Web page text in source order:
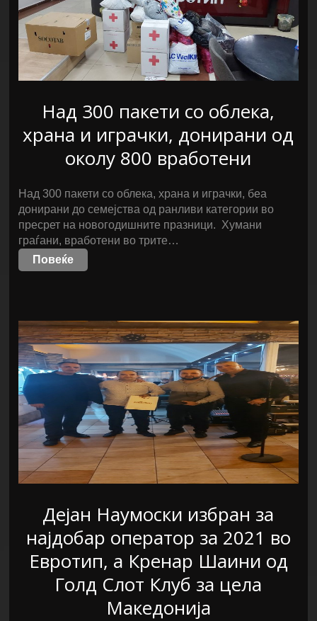
Над 300 пакети со облека,
храна и играчки, донирани од
околу 800 вработени
Над 300 пакети со облека, храна и играчки, беа
донирани до семејства од ранливи категории во
пресрет на новогодишните празници. Хумани
граѓани, вработени во трите…
Повеќе
Дејан Наумоски избран за
најдобар оператор за 2021 во
Евротип, а Кренар Шаини од
Голд Слот Клуб за цела
Македонија